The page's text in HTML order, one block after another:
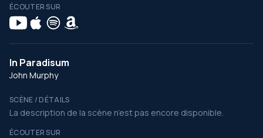
ÉCOUTER SUR
In Paradisum
John Murphy
SCÈNE / DÉTAILS
La description de la scène n’est pas encore disponible.
ÉCOUTER SUR